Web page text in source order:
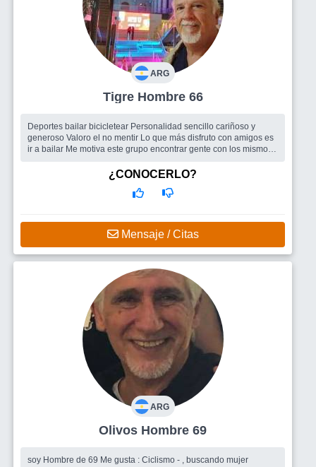
ARG
Tigre Hombre 66
Deportes bailar bicicletear Personalidad sencillo cariñoso y
generoso Valoro el no mentir Lo que más disfruto con amigos es
ir a bailar Me motiva este grupo encontrar gente con los mismos
¿CONOCERLO?
Mensaje / Citas
ARG
Olivos Hombre 69
soy Hombre de 69 Me gusta : Ciclismo - , buscando mujer